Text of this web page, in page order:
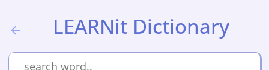
LEARNit Dictionary